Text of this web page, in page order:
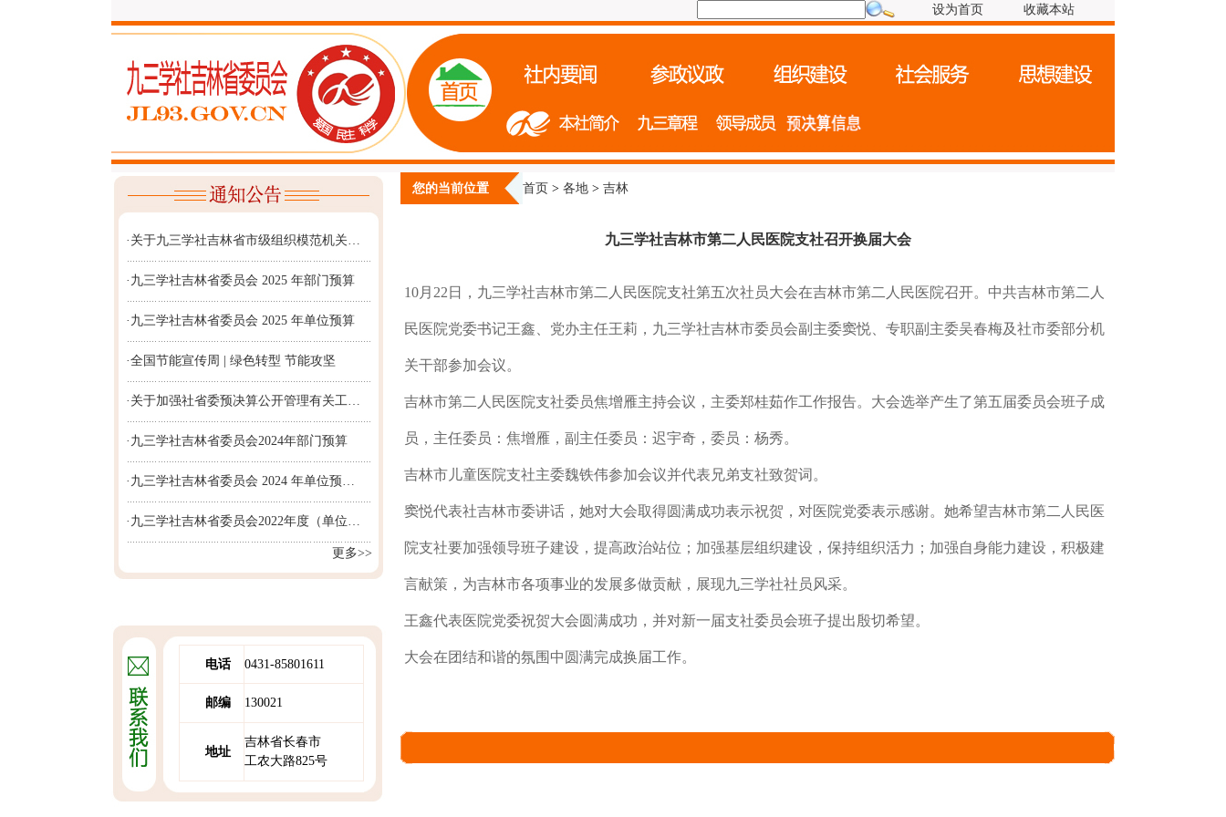
设为首页 收藏本站
·关于九三学社吉林省市级组织模范机关…
·九三学社吉林省委员会 2025 年部门预算
·九三学社吉林省委员会 2025 年单位预算
·全国节能宣传周 | 绿色转型 节能攻坚
·关于加强社省委预决算公开管理有关工…
·九三学社吉林省委员会2024年部门预算
·九三学社吉林省委员会 2024 年单位预…
·九三学社吉林省委员会2022年度（单位…
更多>>
电话 0431-85801611
邮编 130021
地址
吉林省长春市
工农大路825号
您的当前位置 首页 > 各地 > 吉林
九三学社吉林市第二人民医院支社召开换届大会
10月22日，九三学社吉林市第二人民医院支社第五次社员大会在吉林市第二人民医院召开。中共吉林市第二人
民医院党委书记王鑫、党办主任王莉，九三学社吉林市委员会副主委窦悦、专职副主委吴春梅及社市委部分机
关干部参加会议。
吉林市第二人民医院支社委员焦增雁主持会议，主委郑桂茹作工作报告。大会选举产生了第五届委员会班子成
员，主任委员：焦增雁，副主任委员：迟宇奇，委员：杨秀。
吉林市儿童医院支社主委魏铁伟参加会议并代表兄弟支社致贺词。
窦悦代表社吉林市委讲话，她对大会取得圆满成功表示祝贺，对医院党委表示感谢。她希望吉林市第二人民医
院支社要加强领导班子建设，提高政治站位；加强基层组织建设，保持组织活力；加强自身能力建设，积极建
言献策，为吉林市各项事业的发展多做贡献，展现九三学社社员风采。
王鑫代表医院党委祝贺大会圆满成功，并对新一届支社委员会班子提出殷切希望。
大会在团结和谐的氛围中圆满完成换届工作。